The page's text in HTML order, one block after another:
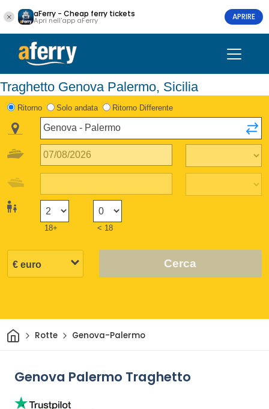
aFerry - Cheap ferry tickets
Apri nell'app aFerry APRIRE
Traghetto Genova Palermo, Sicilia
Ritorno Solo andata Ritorno Differente
18+ < 18
Cerca
CasaRotte Genova-Palermo
Genova Palermo Traghetto